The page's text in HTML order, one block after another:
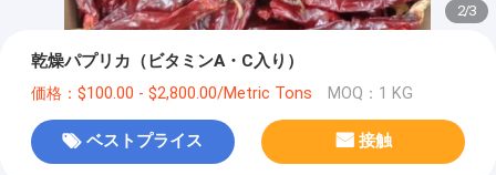
2/3
乾燥パプリカ（ビタミンA・C入り）
価格：$100.00 - $2,800.00/Metric Tons MOQ：1 KG
ベストプライス 接触